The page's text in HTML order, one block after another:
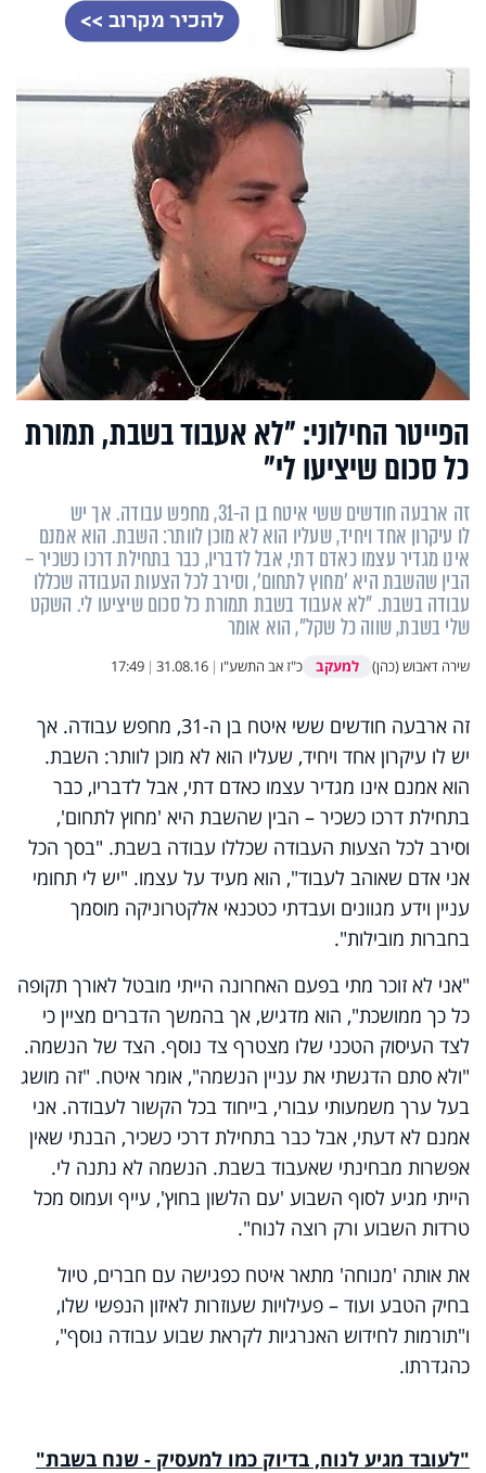
הפייטר החילוני: "לא אעבוד בשבת, תמורת
כל סכום שיציעו לי"
זה ארבעה חודשים ששי איטח בן ה-31, מחפש עבודה. אך יש
לו עיקרון אחד ויחיד, שעליו הוא לא מוכן לוותר: השבת. הוא אמנם
אינו מגדיר עצמו כאדם דתי, אבל לדבריו, כבר בתחילת דרכו כשכיר –
הבין שהשבת היא 'מחוץ לתחום', וסירב לכל הצעות העבודה שכללו
עבודה בשבת. "לא אעבוד בשבת תמורת כל סכום שיציעו לי. השקט
שלי בשבת, שווה כל שקל", הוא אומר
שירה דאבוש (כהן) למעקב כ"ז אב התשע"ו |
31.08.16
|
17:49
זה ארבעה חודשים ששי איטח בן ה-31, מחפש עבודה. אך
יש לו עיקרון אחד ויחיד, שעליו הוא לא מוכן לוותר: השבת.
הוא אמנם אינו מגדיר עצמו כאדם דתי, אבל לדבריו, כבר
בתחילת דרכו כשכיר – הבין שהשבת היא 'מחוץ לתחום',
וסירב לכל הצעות העבודה שכללו עבודה בשבת. "בסך הכל
אני אדם שאוהב לעבוד", הוא מעיד על עצמו. "יש לי תחומי
עניין וידע מגוונים ועבדתי כטכנאי אלקטרוניקה מוסמך
בחברות מובילות".
"אני לא זוכר מתי בפעם האחרונה הייתי מובטל לאורך תקופה
כל כך ממושכת", הוא מדגיש, אך בהמשך הדברים מציין כי
לצד העיסוק הטכני שלו מצטרף צד נוסף. הצד של הנשמה.
"ולא סתם הדגשתי את עניין הנשמה", אומר איטח. "זה מושג
בעל ערך משמעותי עבורי, בייחוד בכל הקשור לעבודה. אני
אמנם לא דעתי, אבל כבר בתחילת דרכי כשכיר, הבנתי שאין
אפשרות מבחינתי שאעבוד בשבת. הנשמה לא נתנה לי.
הייתי מגיע לסוף השבוע 'עם הלשון בחוץ', עייף ועמוס מכל
טרדות השבוע ורק רוצה לנוח".
את אותה 'מנוחה' מתאר איטח כפגישה עם חברים, טיול
בחיק הטבע ועוד – פעילויות שעוזרות לאיזון הנפשי שלו,
ו"תורמות לחידוש האנרגיות לקראת שבוע עבודה נוסף",
כהגדרתו.
"לעובד מגיע לנוח, בדיוק כמו למעסיק - שנח בשבת"